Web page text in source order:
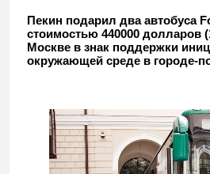
автобусы Foton Motor
Пекин подарил два автобуса
стоимостью 440000 долларов
Москве в знак поддержки
окружающей среде в городе-